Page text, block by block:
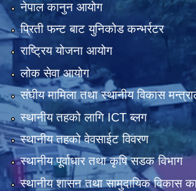
नेपाल कानुन आयोग
प्रिती फन्ट बाट युनिकोड कन्भर्रटर
राष्ट्रिय योजना आयोग
लोक सेवा आयोग
संघीय मामिला तथा स्थानीय विकास
स्थानीय तहको लागि ICT ब्लग
स्थानीय तहको वेवसाईट विवरण
स्थानीय पूर्वाधार तथा कृषि सडक विभाग
स्थानीय शासन तथा सामुदायिक विकास